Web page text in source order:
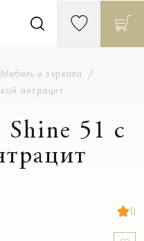
Мебель и зеркала
антрацит
Shine 51 с
()